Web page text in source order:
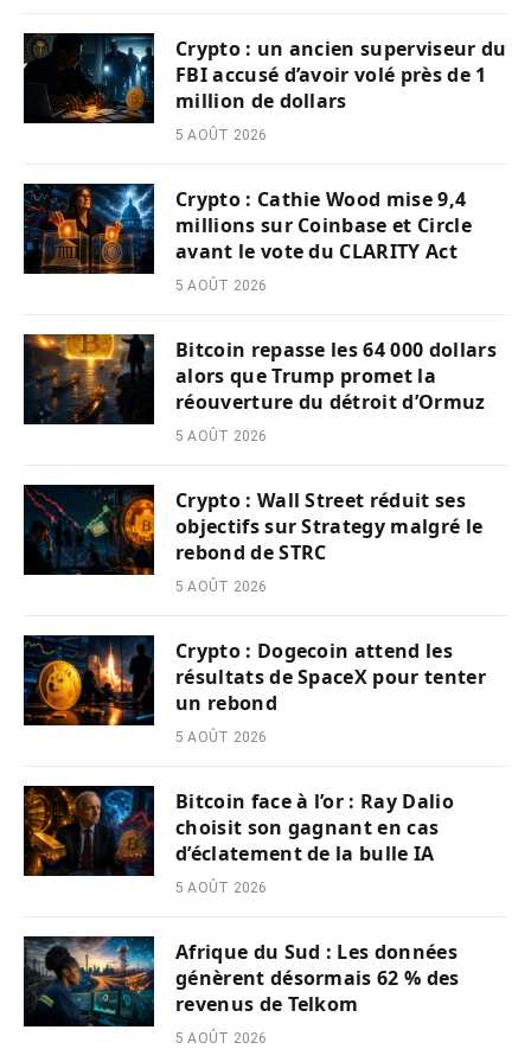
Crypto : un ancien superviseur du
FBI accusé d’avoir volé près de 1
million de dollars
5 AOÛT 2026
Crypto : Cathie Wood mise 9,4
millions sur Coinbase et Circle
avant le vote du CLARITY Act
5 AOÛT 2026
Bitcoin repasse les 64 000 dollars
alors que Trump promet la
réouverture du détroit d’Ormuz
5 AOÛT 2026
Crypto : Wall Street réduit ses
objectifs sur Strategy malgré le
rebond de STRC
5 AOÛT 2026
Crypto : Dogecoin attend les
résultats de SpaceX pour tenter
un rebond
5 AOÛT 2026
Bitcoin face à l’or : Ray Dalio
choisit son gagnant en cas
d’éclatement de la bulle IA
5 AOÛT 2026
Afrique du Sud : Les données
génèrent désormais 62 % des
revenus de Telkom
5 AOÛT 2026